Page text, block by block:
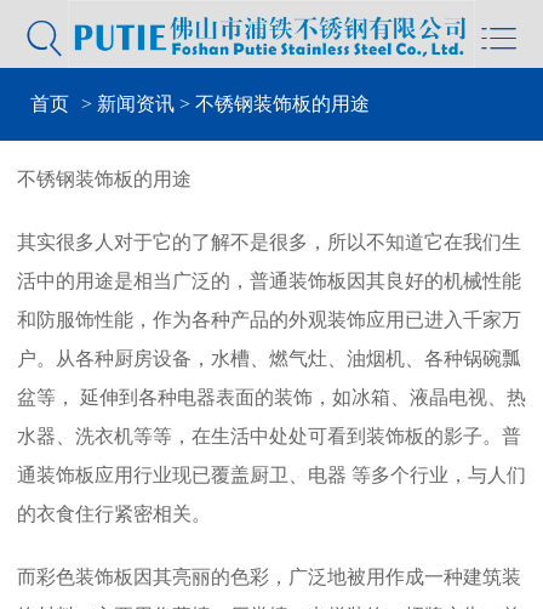


首页 > 新闻资讯 > 不锈钢装饰板的用途
不锈钢装饰板的用途
其实很多人对于它的了解不是很多，所以不知道它在我们生
活中的用途是相当广泛的，普通装饰板因其良好的机械性能
和防服饰性能，作为各种产品的外观装饰应用已进入千家万
户。从各种厨房设备，水槽、燃气灶、油烟机、各种锅碗瓢
盆等， 延伸到各种电器表面的装饰，如冰箱、液晶电视、热
水器、洗衣机等等，在生活中处处可看到装饰板的影子。普
通装饰板应用行业现已覆盖厨卫、电器 等多个行业，与人们
的衣食住行紧密相关。
而彩色装饰板因其亮丽的色彩，广泛地被用作成一种建筑装